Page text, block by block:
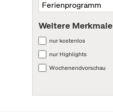
Weitere Merkmale
nur kostenlos
nur Highlights
Wochenendvorschau